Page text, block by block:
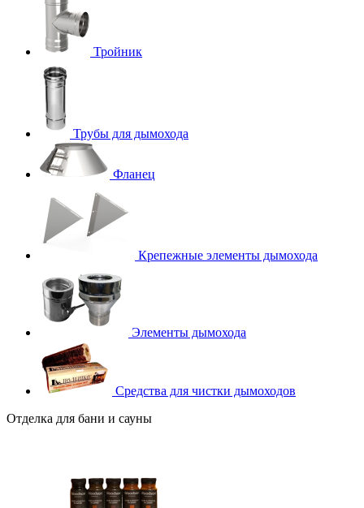
Тройник
Трубы для дымохода
Фланец
Крепежные элементы дымохода
Элементы дымохода
Средства для чистки дымоходов
Отделка для бани и сауны